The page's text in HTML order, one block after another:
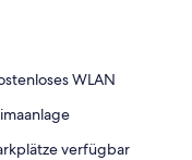
WLAN
verfügbar